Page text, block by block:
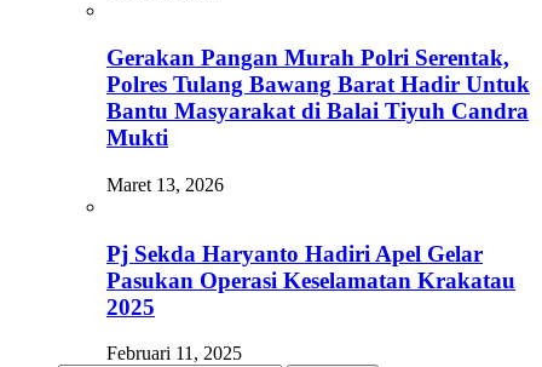
Gerakan Pangan Murah Polri Serentak,
Polres Tulang Bawang Barat Hadir Untuk
Bantu Masyarakat di Balai Tiyuh Candra
Mukti
Maret 13, 2026
Pj Sekda Haryanto Hadiri Apel Gelar
Pasukan Operasi Keselamatan Krakatau
2025
Februari 11, 2025